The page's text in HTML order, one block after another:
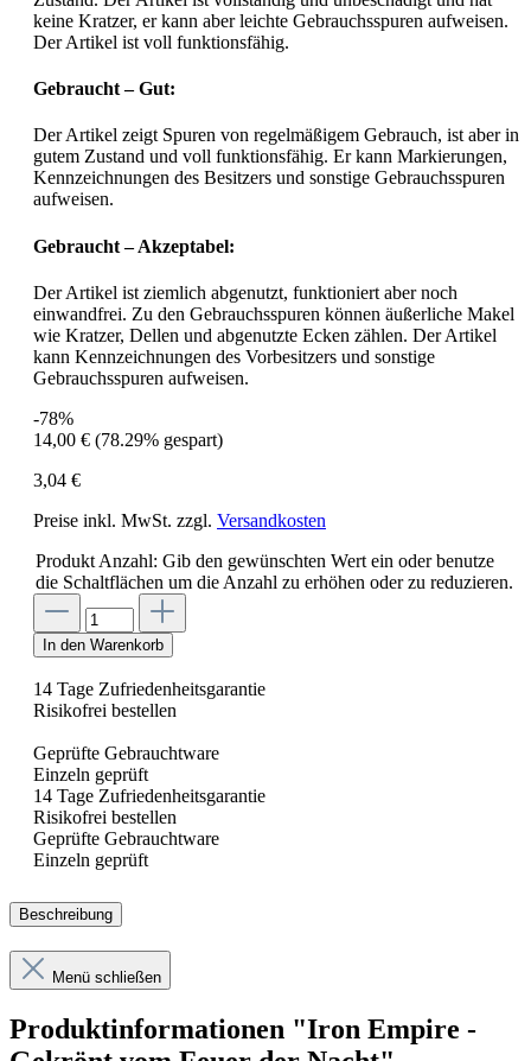
keine Kratzer, er kann aber leichte Gebrauchsspuren aufweisen.
Der Artikel ist voll funktionsfähig.
Gebraucht – Gut:
Der Artikel zeigt Spuren von regelmäßigem Gebrauch, ist aber in
gutem Zustand und voll funktionsfähig. Er kann Markierungen,
Kennzeichnungen des Besitzers und sonstige Gebrauchsspuren
aufweisen.
Gebraucht – Akzeptabel:
Der Artikel ist ziemlich abgenutzt, funktioniert aber noch
einwandfrei. Zu den Gebrauchsspuren können äußerliche Makel
wie Kratzer, Dellen und abgenutzte Ecken zählen. Der Artikel
kann Kennzeichnungen des Vorbesitzers und sonstige
Gebrauchsspuren aufweisen.
-78%
14,00 € (78.29% gespart)
3,04 €
Preise inkl. MwSt. zzgl. Versandkosten
Produkt Anzahl: Gib den gewünschten Wert ein oder benutze
die Schaltflächen um die Anzahl zu erhöhen oder zu reduzieren.
In den Warenkorb
14 Tage Zufriedenheitsgarantie
Risikofrei bestellen
Geprüfte Gebrauchtware
Einzeln geprüft
14 Tage Zufriedenheitsgarantie
Risikofrei bestellen
Geprüfte Gebrauchtware
Einzeln geprüft
Beschreibung
Menü schließen
Produktinformationen "Iron Empire -